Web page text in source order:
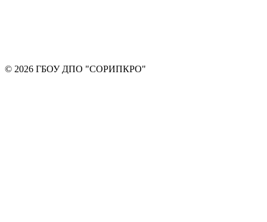
© 2026 ГБОУ ДПО "СОРИПКРО"